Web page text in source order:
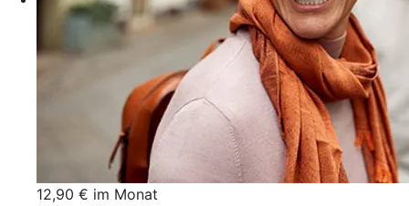
12,90 € im Monat